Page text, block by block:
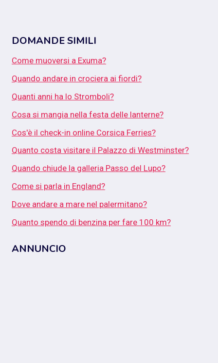
DOMANDE SIMILI
Come muoversi a Exuma?
Quando andare in crociera ai fiordi?
Quanti anni ha lo Stromboli?
Cosa si mangia nella festa delle lanterne?
Cos'è il check-in online Corsica Ferries?
Quanto costa visitare il Palazzo di Westminster?
Quando chiude la galleria Passo del Lupo?
Come si parla in England?
Dove andare a mare nel palermitano?
Quanto spendo di benzina per fare 100 km?
ANNUNCIO